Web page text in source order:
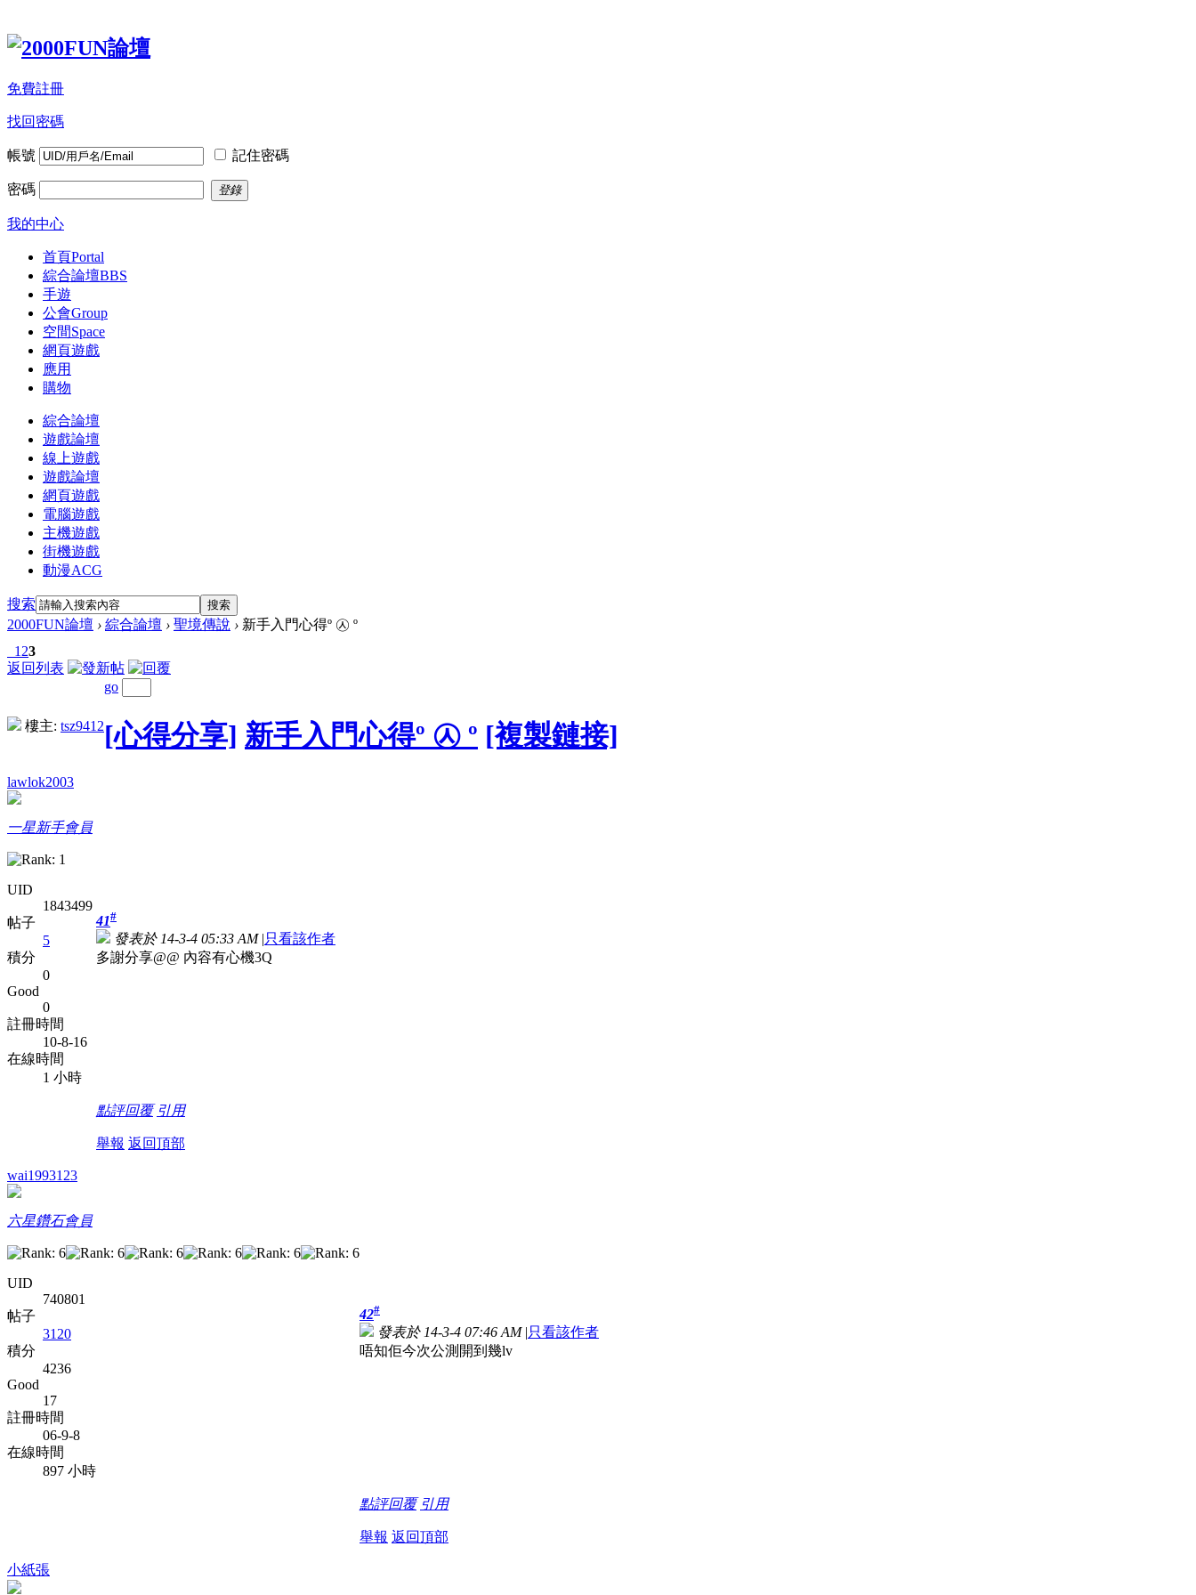
免費註冊
找回密碼
帳號 記住密碼
密碼 登錄
我的中心
首頁Portal
綜合論壇BBS
手遊
公會Group
空間Space
網頁遊戲
應用
購物
綜合論壇
遊戲論壇
線上遊戲
遊戲論壇
網頁遊戲
電腦遊戲
主機遊戲
街機遊戲
動漫ACG
搜索 搜索
2000FUN論壇 › 綜合論壇 › 聖境傳說 › 新手入門心得º ㉦ º
1 23
返回列表
樓主: tsz9412
go
[心得分享] 新手入門心得º ㉦ º [複製鏈接]
lawlok2003
一星新手會員
UID
1843499
帖子
5
積分
0
Good
0
註冊時間
10-8-16
在線時間
1 小時
41#
發表於 14-3-4 05:33 AM |只看該作者
多謝分享@@ 內容有心機3Q
點評回覆 引用
舉報 返回頂部
wai1993123
六星鑽石會員
UID
740801
帖子
3120
積分
4236
Good
17
註冊時間
06-9-8
在線時間
897 小時
42#
發表於 14-3-4 07:46 AM |只看該作者
唔知佢今次公測開到幾lv
點評回覆 引用
舉報 返回頂部
小紙張